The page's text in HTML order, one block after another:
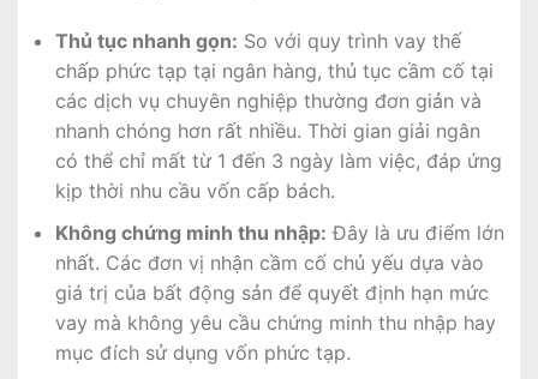
Thủ tục nhanh gọn: So với quy trình vay thế
chấp phức tạp tại ngân hàng, thủ tục cầm cố tại
các dịch vụ chuyên nghiệp thường đơn giản và
nhanh chóng hơn rất nhiều. Thời gian giải ngân
có thể chỉ mất từ 1 đến 3 ngày làm việc, đáp ứng
kịp thời nhu cầu vốn cấp bách.
Không chứng minh thu nhập: Đây là ưu điểm lớn
nhất. Các đơn vị nhận cầm cố chủ yếu dựa vào
giá trị của bất động sản để quyết định hạn mức
vay mà không yêu cầu chứng minh thu nhập hay
mục đích sử dụng vốn phức tạp.